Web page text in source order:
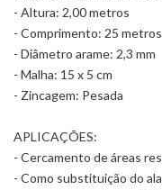
- Altura: 2,00 metros
- Comprimento: 25 metros
- Diâmetro arame: 2,3 mm
- Malha: 15 x 5 cm
- Zincagem: Pesada
APLICAÇÕES:
- Cercamento de áreas
- Como substituição do